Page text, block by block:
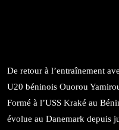
De retour à l’entraînement
U20 béninois Ouorou
Formé à l’USS Kraké au
évolue au Danemark depuis